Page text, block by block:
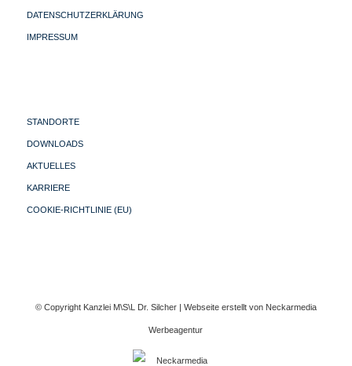
DATENSCHUTZERKLÄRUNG
IMPRESSUM
STANDORTE
DOWNLOADS
AKTUELLES
KARRIERE
COOKIE-RICHTLINIE (EU)
© Copyright Kanzlei M\S\L Dr. Silcher | Webseite erstellt von Neckarmedia
Werbeagentur